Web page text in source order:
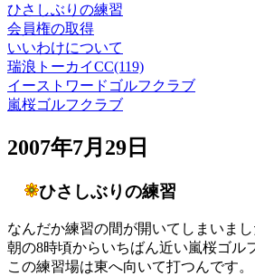
ひさしぶりの練習
会員権の取得
いいわけについて
瑞浪トーカイCC(119)
イーストワードゴルフクラブ
嵐桜ゴルフクラブ
2007年7月29日
ひさしぶりの練習
なんだか練習の間が開いてしまいまし
朝の8時頃からいちばん近い嵐桜ゴル
この練習場は東へ向いて打つんです。